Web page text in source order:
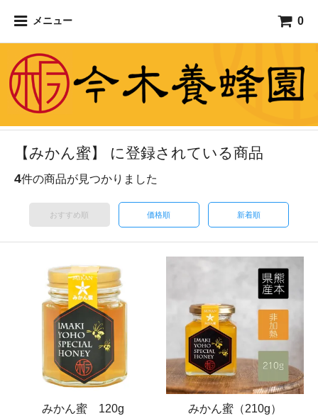
メニュー 0
【みかん蜜】 に登録されている商品
4件の商品が見つかりました
おすすめ順 価格順 新着順
みかん蜜 120g
みかん蜜（210g）